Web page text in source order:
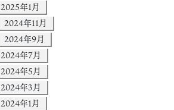
2025年1月
2024年11月
2024年9月
2024年7月
2024年5月
2024年3月
2024年1月